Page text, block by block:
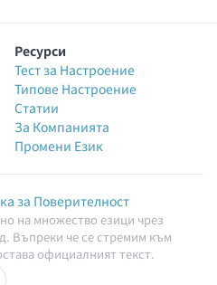
Ресурси
Тест за Настроение
Типове Настроение
Статии
За Компанията
Промени Език
за Поверителност
на множество езици чрез
Въпреки че се стремим към
официалният текст.